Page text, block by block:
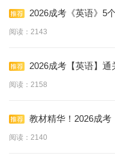
2026成考《英语》5
阅读：2143
2026成考【英语】通
阅读：2158
教材精华！2026成
阅读：2140